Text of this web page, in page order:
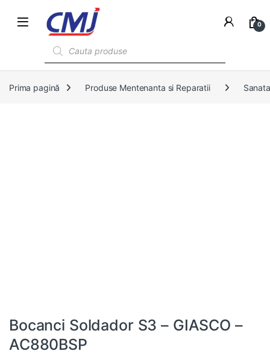
0
Prima pagină Produse Mentenanta si Reparatii
Bocanci Soldador S3 – GIASCO –
AC880BSP